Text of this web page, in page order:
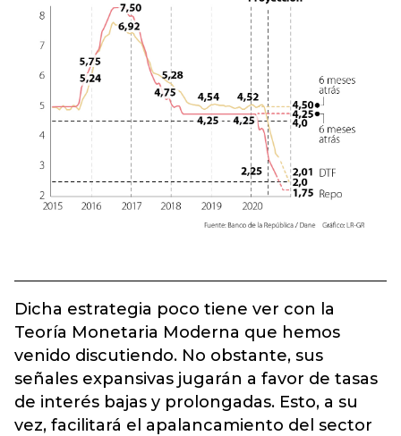
Dicha estrategia poco tiene ver con la
Teoría Monetaria Moderna que hemos
venido discutiendo. No obstante, sus
señales expansivas jugarán a favor de tasas
de interés bajas y prolongadas. Esto, a su
vez, facilitará el apalancamiento del sector